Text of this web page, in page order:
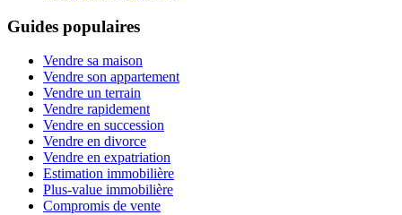
Guides populaires
Vendre sa maison
Vendre son appartement
Vendre un terrain
Vendre rapidement
Vendre en succession
Vendre en divorce
Vendre en expatriation
Estimation immobilière
Plus-value immobilière
Compromis de vente